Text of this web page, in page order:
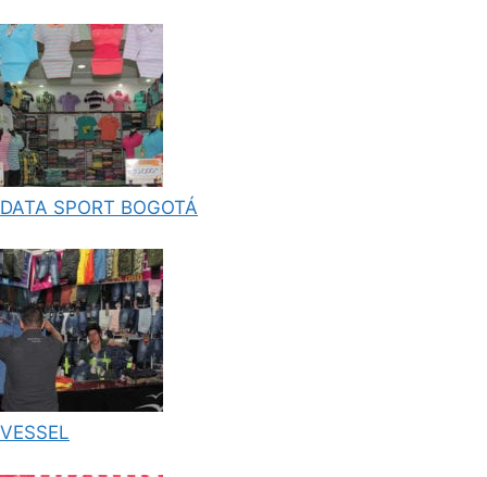
DATA SPORT BOGOTÁ
VESSEL